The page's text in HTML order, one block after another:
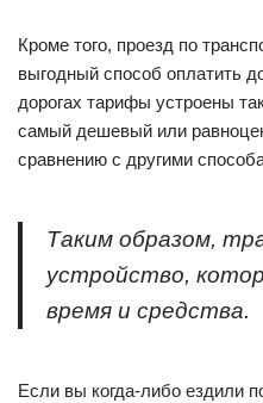
Кроме того, проезд по
выгодный способ оплатить
дорогах тарифы устроены
самый дешевый или
сравнению с другими
Таким образом,
устройство,
время и средства.
Если вы когда-либо ездили